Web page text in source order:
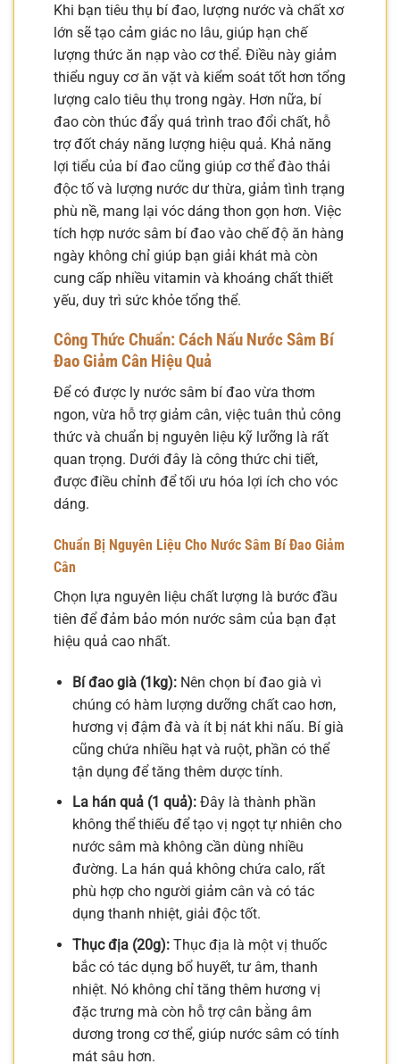
Khi bạn tiêu thụ bí đao, lượng nước và chất xơ
lớn sẽ tạo cảm giác no lâu, giúp hạn chế
lượng thức ăn nạp vào cơ thể. Điều này giảm
thiểu nguy cơ ăn vặt và kiểm soát tốt hơn tổng
lượng calo tiêu thụ trong ngày. Hơn nữa, bí
đao còn thúc đẩy quá trình trao đổi chất, hỗ
trợ đốt cháy năng lượng hiệu quả. Khả năng
lợi tiểu của bí đao cũng giúp cơ thể đào thải
độc tố và lượng nước dư thừa, giảm tình trạng
phù nề, mang lại vóc dáng thon gọn hơn. Việc
tích hợp nước sâm bí đao vào chế độ ăn hàng
ngày không chỉ giúp bạn giải khát mà còn
cung cấp nhiều vitamin và khoáng chất thiết
yếu, duy trì sức khỏe tổng thể.
Công Thức Chuẩn: Cách Nấu Nước Sâm Bí
Đao Giảm Cân Hiệu Quả
Để có được ly nước sâm bí đao vừa thơm
ngon, vừa hỗ trợ giảm cân, việc tuân thủ công
thức và chuẩn bị nguyên liệu kỹ lưỡng là rất
quan trọng. Dưới đây là công thức chi tiết,
được điều chỉnh để tối ưu hóa lợi ích cho vóc
dáng.
Chuẩn Bị Nguyên Liệu Cho Nước Sâm Bí Đao Giảm
Cân
Chọn lựa nguyên liệu chất lượng là bước đầu
tiên để đảm bảo món nước sâm của bạn đạt
hiệu quả cao nhất.
Bí đao già (1kg):Nên chọn bí đao già vì
chúng có hàm lượng dưỡng chất cao hơn,
hương vị đậm đà và ít bị nát khi nấu. Bí già
cũng chứa nhiều hạt và ruột, phần có thể
tận dụng để tăng thêm dược tính.
La hán quả (1 quả):Đây là thành phần
không thể thiếu để tạo vị ngọt tự nhiên cho
nước sâm mà không cần dùng nhiều
đường. La hán quả không chứa calo, rất
phù hợp cho người giảm cân và có tác
dụng thanh nhiệt, giải độc tốt.
Thục địa (20g):Thục địa là một vị thuốc
bắc có tác dụng bổ huyết, tư âm, thanh
nhiệt. Nó không chỉ tăng thêm hương vị
đặc trưng mà còn hỗ trợ cân bằng âm
dương trong cơ thể, giúp nước sâm có tính
mát sâu hơn.